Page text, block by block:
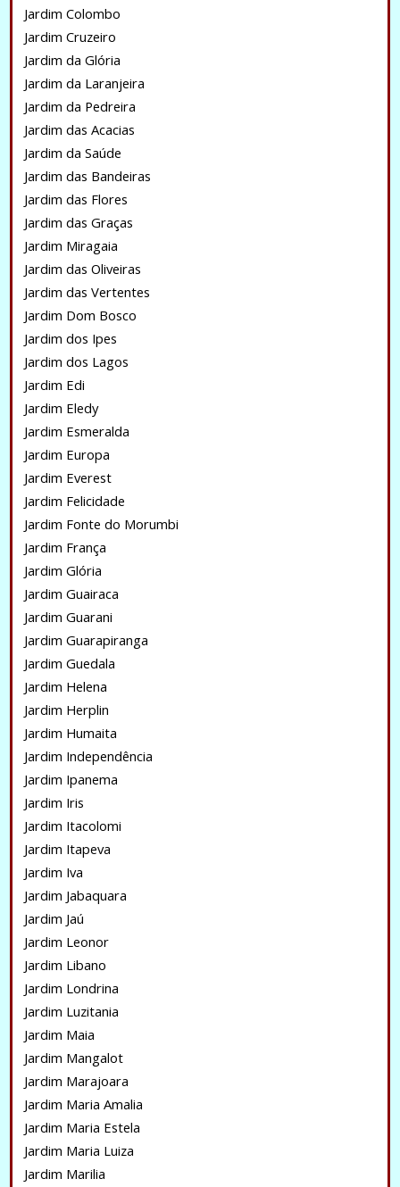
Jardim Colombo
Jardim Cruzeiro
Jardim da Glória
Jardim da Laranjeira
Jardim da Pedreira
Jardim das Acacias
Jardim da Saúde
Jardim das Bandeiras
Jardim das Flores
Jardim das Graças
Jardim Miragaia
Jardim das Oliveiras
Jardim das Vertentes
Jardim Dom Bosco
Jardim dos Ipes
Jardim dos Lagos
Jardim Edi
Jardim Eledy
Jardim Esmeralda
Jardim Europa
Jardim Everest
Jardim Felicidade
Jardim Fonte do Morumbi
Jardim França
Jardim Glória
Jardim Guairaca
Jardim Guarani
Jardim Guarapiranga
Jardim Guedala
Jardim Helena
Jardim Herplin
Jardim Humaita
Jardim Independência
Jardim Ipanema
Jardim Iris
Jardim Itacolomi
Jardim Itapeva
Jardim Iva
Jardim Jabaquara
Jardim Jaú
Jardim Leonor
Jardim Libano
Jardim Londrina
Jardim Luzitania
Jardim Maia
Jardim Mangalot
Jardim Marajoara
Jardim Maria Amalia
Jardim Maria Estela
Jardim Maria Luiza
Jardim Marilia